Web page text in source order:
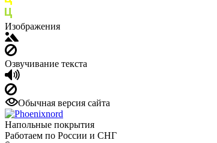
Изображения
Озвучивание текста
Обычная версия сайта
Напольные покрытия
Работаем по России и СНГ